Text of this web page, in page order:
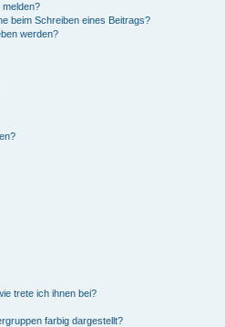
melden?
beim Schreiben eines Beitrags?
werden?
trete ich ihnen bei?
farbig dargestellt?